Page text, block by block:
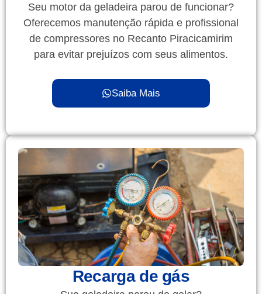
Seu motor da geladeira parou de funcionar?
Oferecemos manutenção rápida e profissional
de compressores no Recanto Piracicamirim
para evitar prejuízos com seus alimentos.
Saiba Mais
Recarga de gás